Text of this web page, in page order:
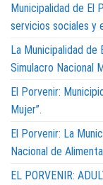
Municipalidad de El
servicios sociales y
La Municipalidad de
Simulacro Nacional
El Porvenir:
Mujer”.
El Porvenir: La
Nacional de
EL PORVENIR: